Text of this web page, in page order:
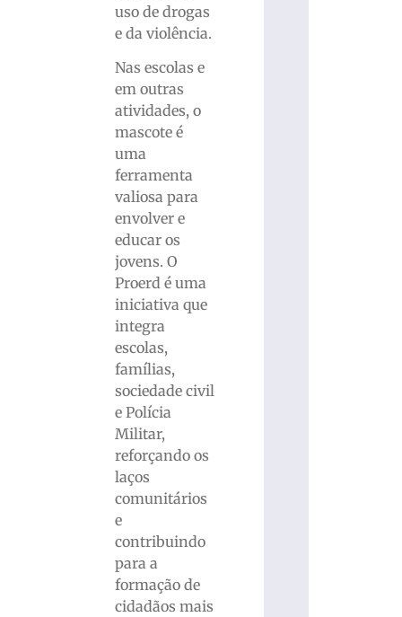
uso de drogas
e da violência.
Nas escolas e
em outras
atividades, o
mascote é
uma
ferramenta
valiosa para
envolver e
educar os
jovens. O
Proerd é uma
iniciativa que
integra
escolas,
famílias,
sociedade civil
e Polícia
Militar,
reforçando os
laços
comunitários
e
contribuindo
para a
formação de
cidadãos mais